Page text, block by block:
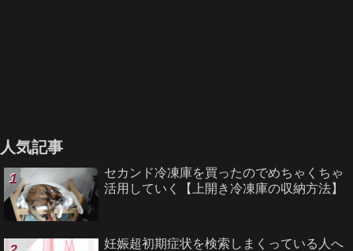
人気記事
セカンド冷凍庫を買ったのでめちゃくちゃ
活用していく【上開き冷凍庫の収納方法】
妊娠超初期症状を検索しまくっている人へ